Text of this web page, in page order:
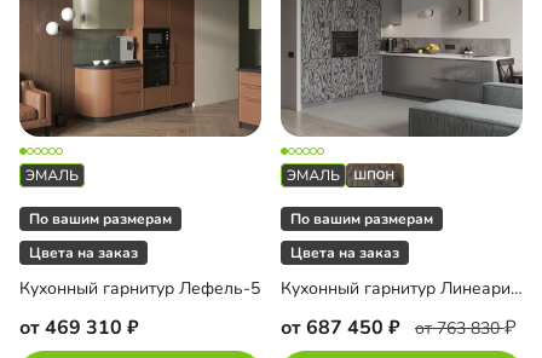
По вашим размерам
Цвета на заказ
Кухонный гарнитур Лефель-5
от 469 310
По вашим размерам
Цвета на заказ
Кухонный гарнитур Линеарис-1
от 687 450 от 763 830